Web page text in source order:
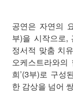
공연은 자연의
부)을 시작으로,
정서적 맞춤 치
오케스트라와
희’(3부)로 구성
한 감상을 넘어